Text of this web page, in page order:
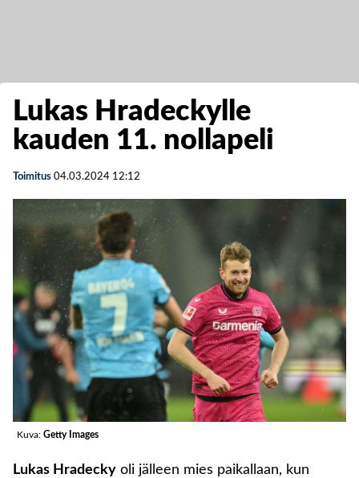
Lukas Hradeckylle
kauden 11. nollapeli
Toimitus 04.03.2024 12:12
Kuva: Getty Images
Lukas Hradecky oli jälleen mies paikallaan, kun